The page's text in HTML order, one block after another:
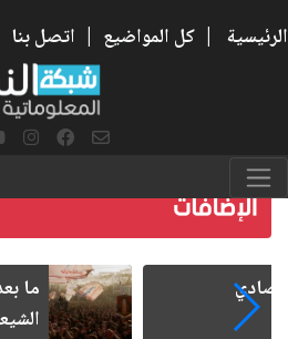
الرئيسية | كل المواضيع | اتصل بنا
ما بعد الأربعين.. كيف
الشيعية إلى حضور